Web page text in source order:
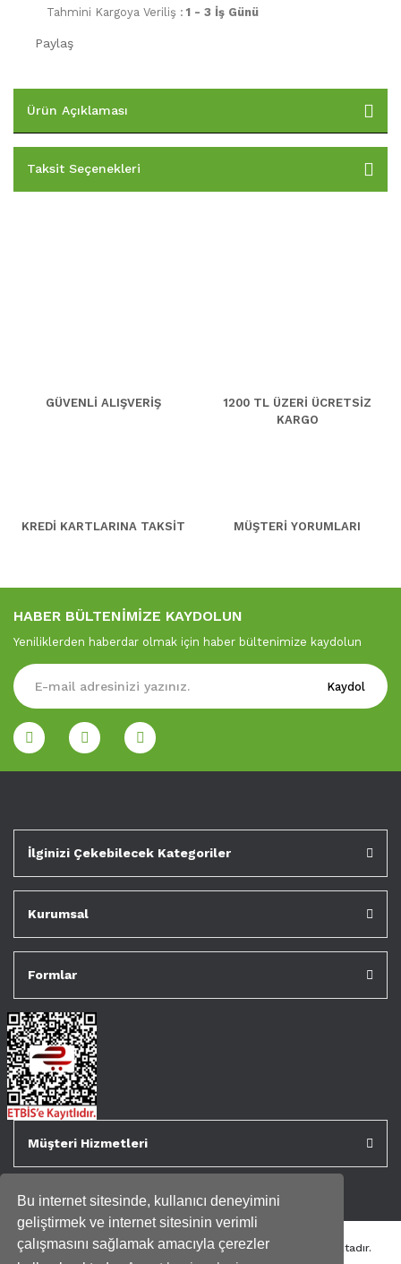
Bu internet sitesinde, kullanıcı deneyimini
geliştirmek ve internet sitesinin verimli
çalışmasını sağlamak amacıyla çerezler
Tahmini Kargoya Veriliş : 1 - 3 İş Günü
Paylaş
Ürün Açıklaması
Taksit Seçenekleri
GÜVENLİ ALIŞVERİŞ
1200 TL ÜZERİ ÜCRETSİZ
KARGO
KREDİ KARTLARINA TAKSİT MÜŞTERİ YORUMLARI
HABER BÜLTENİMİZE KAYDOLUN
Yeniliklerden haberdar olmak için haber bültenimize kaydolun
Kaydol
İlginizi Çekebilecek Kategoriler
Kurumsal
Formlar
Müşteri Hizmetleri
Tüm kredi kartı bilgileriniz 256bit SSL Sertifikası ile korunmaktadır.